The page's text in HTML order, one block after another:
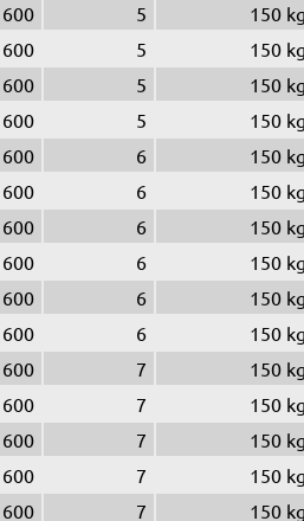
600 5 150 kg
600 5 150 kg
600 5 150 kg
600 5 150 kg
600 6 150 kg
600 6 150 kg
600 6 150 kg
600 6 150 kg
600 6 150 kg
600 6 150 kg
600 7 150 kg
600 7 150 kg
600 7 150 kg
600 7 150 kg
600 7 150 kg